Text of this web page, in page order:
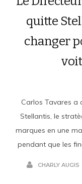
quitte
changer
Carlos Tavares a
Stellantis, le
marques en une
pendant que les
CHARLY AUGIS